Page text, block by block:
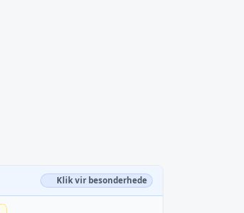
Klik vir besonderhede